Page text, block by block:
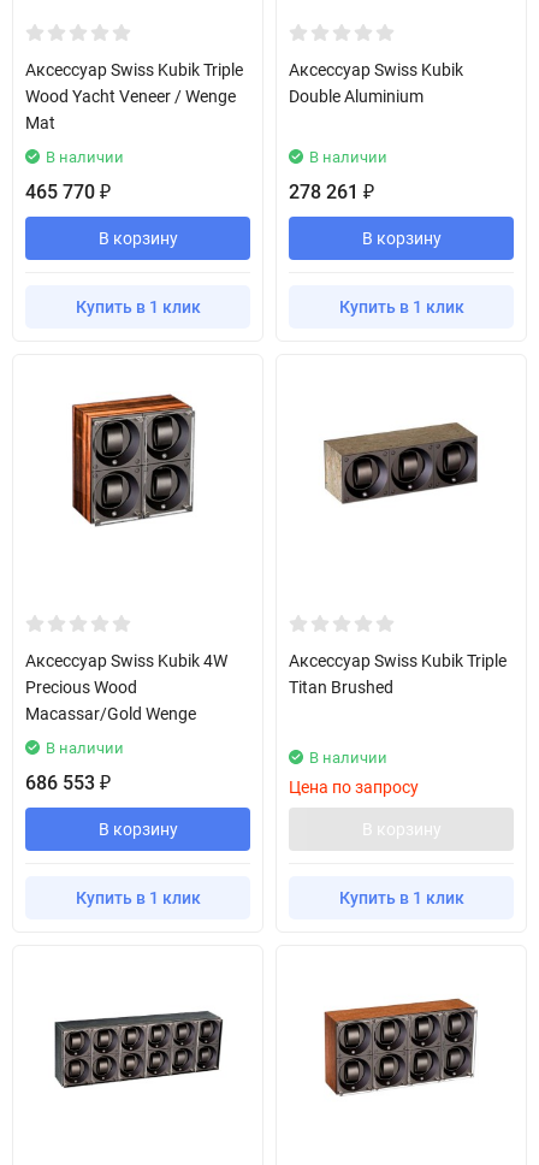
Аксессуар Swiss Kubik Triple
Wood Yacht Veneer / Wenge
Mat
В наличии
465 770 ₽
В корзину
Купить в 1 клик
Аксессуар Swiss Kubik
Double Aluminium
В наличии
278 261 ₽
В корзину
Купить в 1 клик
Аксессуар Swiss Kubik 4W
Precious Wood
Macassar/Gold Wenge
В наличии
686 553 ₽
В корзину
Купить в 1 клик
Аксессуар Swiss Kubik Triple
Titan Brushed
В наличии
Цена по запросу
В корзину
Купить в 1 клик